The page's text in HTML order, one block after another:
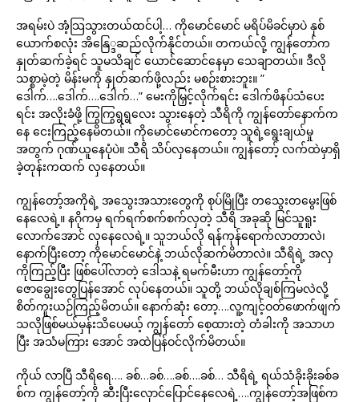
အရမ်းပဲ အံ့သြသွားတယ်ထင်ပါ့… ကိုမောင်မောင် မရိပ်မိခင်မှာပဲ နှစ်
ယောက်စလုံး အိနြေ္ဒဆည်လိုက်နိုင်တယ်။ တကယ်လို့ ကျွန်တော်က
နှုတ်ဆက်ခဲ့ရင် သူမသိချင် ယောင်ဆောင်နေမှာ သေချာတယ်။ ဒီလို
သစ္စာမဲ့တဲ့ မိန်းမကို နှုတ်ဆက်ဖို့လည်း မစဉ်းစားဘူး။ ”
ဒေါက်….ဒေါက်….ဒေါက်…” မေးကိုမြှင့်လိုက်ရင်း ဒေါက်ဖိနပ်သံပေး
ရင်း အလိုးခံဖို့ ကြွကြွရွရွလေး သွားနေတဲ့ သီရိကို ကျွန်တော်နောက်က
နေ ငေးကြည့်နေမိတယ်။ ကိုမောင်မောင်ကတော့ သူရဲ့ရွေးချယ်မှု
အတွက် ဂုဏ်ယူနေပုံပဲ။ သီရိ သိပ်လှနေတယ်။ ကျွန်တော့် လက်ထဲမှာရှိ
ခဲ့တုန်းကထက် လှနေတယ်။
ကျွန်တော့်အကိုရဲ့ အသွေးအသားတွေကို စုပ်မြိုပြီး တသွေးတမွေးဖြစ်
နေလေရဲ့။ နဂိုကမှ ရက်ရက်စက်စက်လှတဲ့ သီရိ အခုဆို မြင်သူရူး
လောက်အောင် လှနေလေရဲ့။ သူဘယ်လို ရန်ကုန်ရောက်လာတာလဲ၊
နောက်ပြီးတော့ ကိုမောင်မောင်နဲ့ ဘယ်လိုဆက်မိတာလဲ။ သီရိရဲ့ အလှ
ကိုကြည့်ပြီး ဖြစ်ပေါ်လာတဲ့ ဒေါသနဲ့ ရမက်မီးဟာ ကျွန်တော့်ကို
ဇောချွေးတွေပြန်အောင် လုပ်နေတယ်။ သူတို့ ဘယ်လိုချစ်ကြမလဲလို့
စိတ်ကူးယဉ်ကြည့်မိတယ်။ နောက်ဆုံး တော့….လူ့ကျင့်ဝတ်ဖောက်ဖျက်
သလိုဖြစ်မယ်မှန်းသိပေမယ့် ကျွန်တော် စေ့ထားတဲ့ တံခါးကို အသာဟ
ပြီး အသံမကြား အောင် အထဲပြန်ဝင်လိုက်မိတယ်။
ကိုယ် လာပြီ သီရိရေ…. ခစ်…ခစ်….ခစ်….ခစ်… သီရိရဲ့ ရယ်သံခိုးခိုးခစ်ခ
စ်က ကျွန်တော့်ကို ဆီးပြီးလှောင်ပြောင်နေလေရဲ့….ကျွန်တော့်အဖြစ်က